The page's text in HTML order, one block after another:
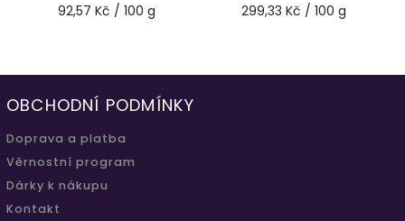
92,57 Kč / 100 g 299,33 Kč / 100 g
OBCHODNÍ PODMÍNKY
Doprava a platba
Věrnostní program
Dárky k nákupu
Kontakt